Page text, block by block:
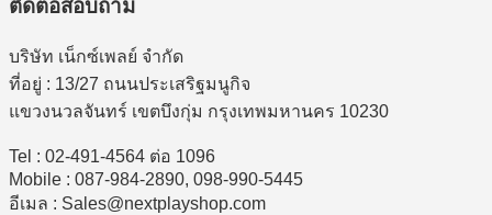
ติดต่อสอบถาม
บริษัท เน็กซ์เพลย์ จำกัด
ที่อยู่ : 13/27 ถนนประเสริฐมนูกิจ
แขวงนวลจันทร์ เขตบึงกุ่ม กรุงเทพมหานคร 10230
Tel : 02-491-4564 ต่อ 1096
Mobile : 087-984-2890, 098-990-5445
อีเมล : Sales@nextplayshop.com